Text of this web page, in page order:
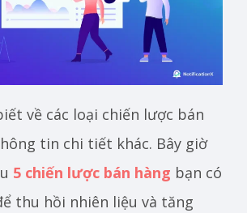
về các loại chiến lược bán
tin chi tiết khác. Bây giờ
5 chiến lược bán hàng bạn có
thu hồi nhiên liệu và tăng